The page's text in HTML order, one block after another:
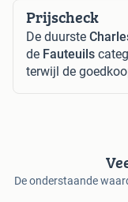
Prijscheck
De duurste
de Fauteuils
terwijl de
De onderstaande